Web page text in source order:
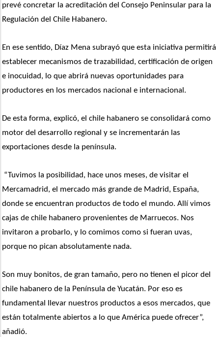
prevé concretar la acreditación del Consejo Peninsular para la
Regulación del Chile Habanero.
En ese sentido, Díaz Mena subrayó que esta iniciativa permitirá
establecer mecanismos de trazabilidad, certificación de origen
e inocuidad, lo que abrirá nuevas oportunidades para
productores en los mercados nacional e internacional.
De esta forma, explicó, el chile habanero se consolidará como
motor del desarrollo regional y se incrementarán las
exportaciones desde la península.
“Tuvimos la posibilidad, hace unos meses, de visitar el
Mercamadrid, el mercado más grande de Madrid, España,
donde se encuentran productos de todo el mundo. Allí vimos
cajas de chile habanero provenientes de Marruecos. Nos
invitaron a probarlo, y lo comimos como si fueran uvas,
porque no pican absolutamente nada.
Son muy bonitos, de gran tamaño, pero no tienen el picor del
chile habanero de la Península de Yucatán. Por eso es
fundamental llevar nuestros productos a esos mercados, que
están totalmente abiertos a lo que América puede ofrecer”,
añadió.